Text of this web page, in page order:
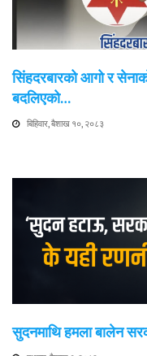
सिंहदरबारको आगो र
बदलिएको…
बिहिवार, बैशाख १०, २०८३
सुदनमाथि हमला बालेन